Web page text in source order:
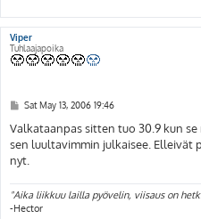
Viper
Tuhlaajapoika
P
s
t
Sat May 13, 2006 19:46
Valkataanpas sitten tuo 30.9 kun
sen luultavimmin julkaisee. Elleivät
nyt.
"Aika liikkuu lailla pyövelin, viisaus on
-Hector